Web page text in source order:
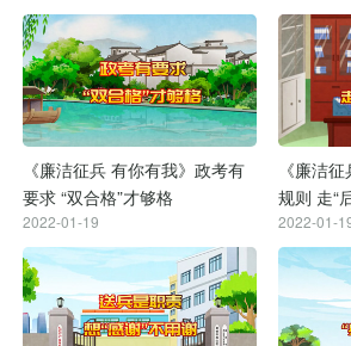
《廉洁征兵 有你有我》政考有
要求 “双合格”才够格
2022-01-19
《廉洁
规则 走“
2022-01-